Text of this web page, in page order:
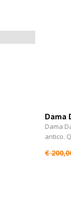
Dama
Dama
antico.
€